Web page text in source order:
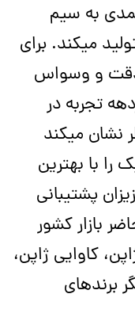
به سیم
میکند. برای
دقت و وسواس
تجربه در
نشان میکند
را با بهترین
پشتیبانی
بازار کشور
کاوایی ژاپن،
برندهای